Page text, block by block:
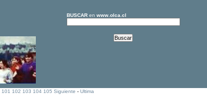
BUSCARen www.olca.cl
101 102 103 104 105 Siguiente - Ultima